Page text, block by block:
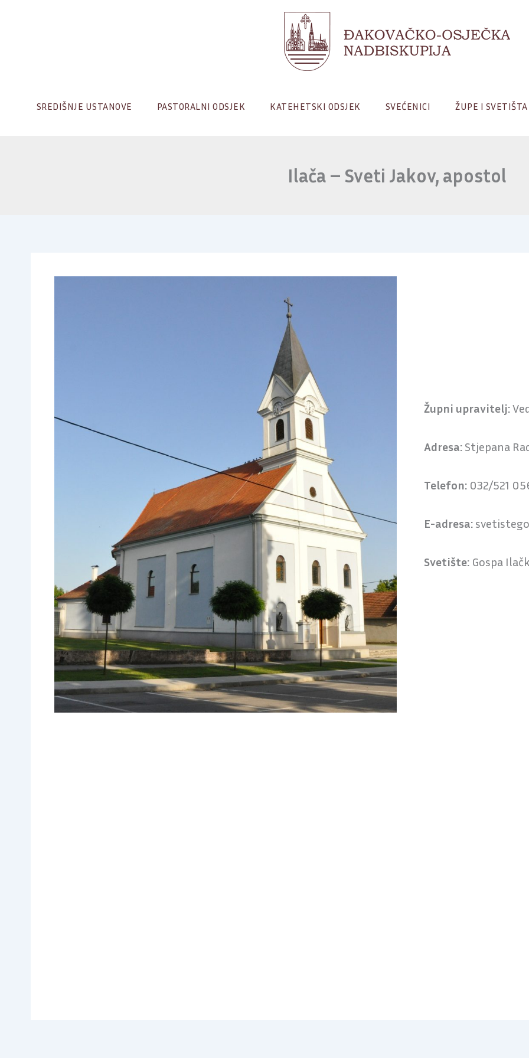
SREDIŠNJE USTANOVE PASTORALNI ODSJEK KATEHETSKI ODSJEK SVEĆENICI ŽUPE I SVETIŠTA
Ilača – Sveti Jakov, apostol
Župni upravitelj:
Adresa: Stjepana
Telefon: 032/521
E-adresa:
Svetište: Gospa